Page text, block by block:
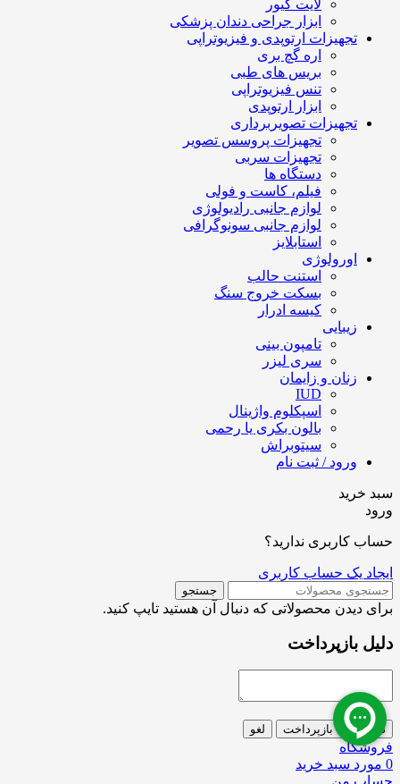
لایت کیور
ابزار جراحی دندان پزشکی
تجهیزات ارتوپدی و فیزیوتراپی
اره گچ بری
بریس های طبی
تنس فیزیوتراپی
ابزار ارتوپدی
تجهیزات تصویربرداری
تجهیزات پروسس تصویر
تجهیزات سربی
دستگاه ها
فیلم، کاست و فولی
لوازم جانبی رادیولوژی
لوازم جانبی سونوگرافی
استابلایز
اورولوژی
استنت حالب
بسکت خروج سنگ
کیسه ادرار
زیبایی
تامپون بینی
سری لیزر
زنان و زایمان
IUD
اسپکلوم واژینال
بالون بکری یا رحمی
سیتوبراش
ورود / ثبت نام
سبد خرید
ورود
حساب کاربری ندارید؟
ایجاد یک حساب کاربری
جستجو
برای دیدن محصولاتی که دنبال آن هستید تایپ کنید.
دلیل بازپرداخت
درخواست بازپرداخت لغو
فروشگاه
0 مورد سبد خرید